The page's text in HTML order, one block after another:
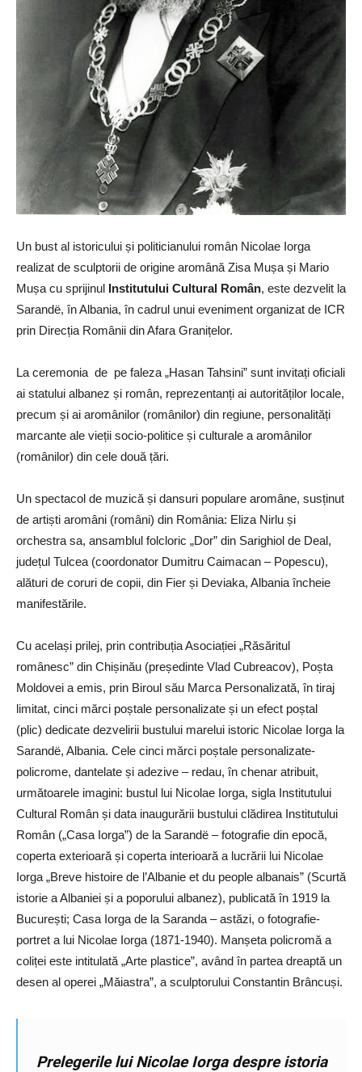
Un bust al istoricului și politicianului român Nicolae Iorga
realizat de sculptorii de origine aromână Zisa Mușa și Mario
Mușa cu sprijinul Institutului Cultural Român, este dezvelit la
Sarandë, în Albania, în cadrul unui eveniment organizat de ICR
prin Direcția Românii din Afara Granițelor.
La ceremonia de pe faleza „Hasan Tahsini” sunt invitați oficiali
ai statului albanez și român, reprezentanți ai autorităților locale,
precum și ai aromânilor (românilor) din regiune, personalități
marcante ale vieții socio-politice și culturale a aromânilor
(românilor) din cele două țări.
Un spectacol de muzică și dansuri populare aromâne, susținut
de artiști aromâni (români) din România: Eliza Nirlu și
orchestra sa, ansamblul folcloric „Dor” din Sarighiol de Deal,
județul Tulcea (coordonator Dumitru Caimacan – Popescu),
alături de coruri de copii, din Fier și Deviaka, Albania încheie
manifestările.
Cu același prilej, prin contribuția Asociației „Răsăritul
românesc” din Chișinău (președinte Vlad Cubreacov), Poșta
Moldovei a emis, prin Biroul său Marca Personalizată, în tiraj
limitat, cinci mărci poștale personalizate și un efect poștal
(plic) dedicate dezvelirii bustului marelui istoric Nicolae Iorga la
Sarandë, Albania. Cele cinci mărci poștale personalizate-
policrome, dantelate și adezive – redau, în chenar atribuit,
următoarele imagini: bustul lui Nicolae Iorga, sigla Institutului
Cultural Român și data inaugurării bustului clădirea Institutului
Român („Casa Iorga”) de la Sarandë – fotografie din epocă,
coperta exterioară și coperta interioară a lucrării lui Nicolae
Iorga „Breve histoire de l’Albanie et du people albanais” (Scurtă
istorie a Albaniei și a poporului albanez), publicată în 1919 la
București; Casa Iorga de la Saranda – astăzi, o fotografie-
portret a lui Nicolae Iorga (1871-1940). Manșeta policromă a
coliței este intitulată „Arte plastice”, având în partea dreaptă un
desen al operei „Măiastra”, a sculptorului Constantin Brâncuși.
Prelegerile lui Nicolae Iorga despre istoria